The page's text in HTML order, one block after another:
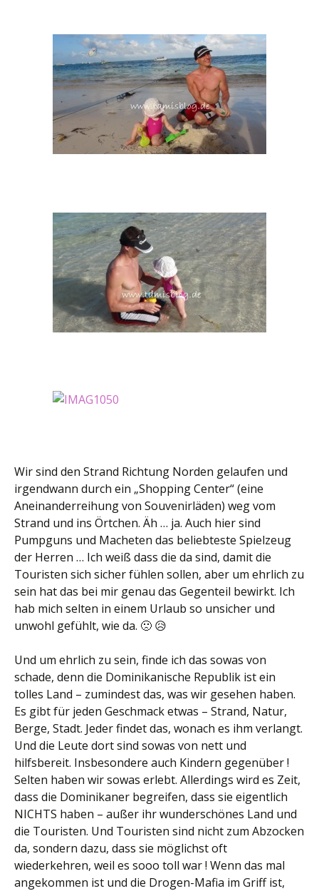
Wir sind den Strand Richtung Norden gelaufen und
irgendwann durch ein „Shopping Center“ (eine
Aneinanderreihung von Souvenirläden) weg vom
Strand und ins Örtchen. Äh … ja. Auch hier sind
Pumpguns und Macheten das beliebteste Spielzeug
der Herren … Ich weiß dass die da sind, damit die
Touristen sich sicher fühlen sollen, aber um ehrlich zu
sein hat das bei mir genau das Gegenteil bewirkt. Ich
hab mich selten in einem Urlaub so unsicher und
unwohl gefühlt, wie da. 🙁 😥
Und um ehrlich zu sein, finde ich das sowas von
schade, denn die Dominikanische Republik ist ein
tolles Land – zumindest das, was wir gesehen haben.
Es gibt für jeden Geschmack etwas – Strand, Natur,
Berge, Stadt. Jeder findet das, wonach es ihm verlangt.
Und die Leute dort sind sowas von nett und
hilfsbereit. Insbesondere auch Kindern gegenüber !
Selten haben wir sowas erlebt. Allerdings wird es Zeit,
dass die Dominikaner begreifen, dass sie eigentlich
NICHTS haben – außer ihr wunderschönes Land und
die Touristen. Und Touristen sind nicht zum Abzocken
da, sondern dazu, dass sie möglichst oft
wiederkehren, weil es sooo toll war ! Wenn das mal
angekommen ist und die Drogen-Mafia im Griff ist,